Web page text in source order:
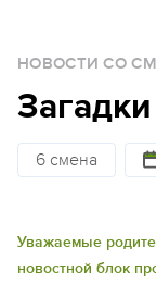
НОВОСТИ СО
6 смена
Уважаемые
новостной блок